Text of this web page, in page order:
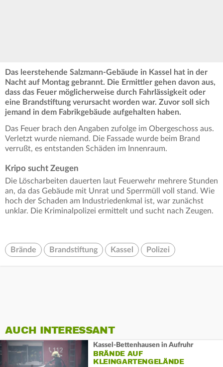
Das leerstehende Salzmann-Gebäude in Kassel hat in der
Nacht auf Montag gebrannt. Die Ermittler gehen davon aus,
dass das Feuer möglicherweise durch Fahrlässigkeit oder
eine Brandstiftung verursacht worden war. Zuvor soll sich
jemand in dem Fabrikgebäude aufgehalten haben.
Das Feuer brach den Angaben zufolge im Obergeschoss aus.
Verletzt wurde niemand. Die Fassade wurde beim Brand
verrußt, es entstanden Schäden im Innenraum.
Kripo sucht Zeugen
Die Löscharbeiten dauerten laut Feuerwehr mehrere Stunden
an, da das Gebäude mit Unrat und Sperrmüll voll stand. Wie
hoch der Schaden am Industriedenkmal ist, war zunächst
unklar. Die Kriminalpolizei ermittelt und sucht nach Zeugen.
Brände Brandstiftung Kassel Polizei
AUCH INTERESSANT
Kassel-Bettenhausen in Aufruhr
BRÄNDE AUF
KLEINGARTENGELÄNDE